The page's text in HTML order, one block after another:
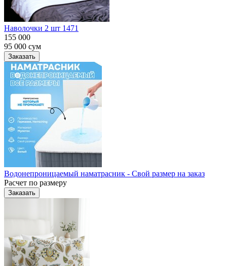
Наволочки 2 шт 1471
155 000
95 000 сум
Заказать
Водонепроницаемый наматрасник - Свой размер на заказ
Расчет по размеру
Заказать